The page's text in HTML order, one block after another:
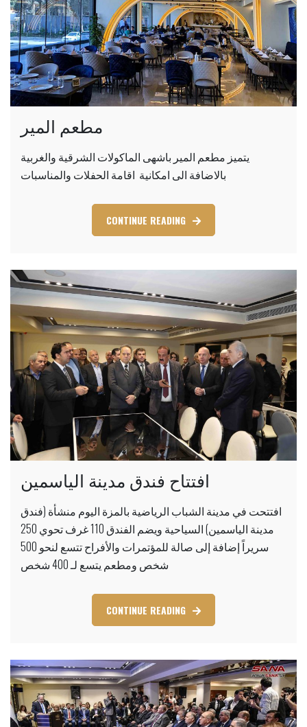
مطعم المير
يتميز مطعم المير باشهى الماكولات الشرقية والغربية
بالاضافة الى امكانية اقامة الحفلات والمناسبات
CONTINUE READING
افتتاح فندق مدينة الياسمين
افتتحت في مدينة الشباب الرياضية بالمزة اليوم منشأة (فندق
مدينة الياسمين) السياحية ويضم الفندق 110 غرف تحوي 250
سريراً إضافة إلى صالة للمؤتمرات والأفراح تتسع لنحو 500
شخص ومطعم يتسع لـ 400 شخص
CONTINUE READING